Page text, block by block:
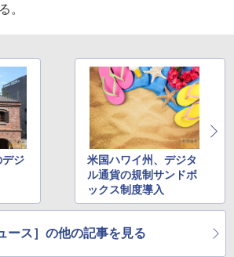
。
デジ
米国ハワイ州、デジタ
ル通貨の規制サンドボ
ックス制度導入
ース］の他の記事を見る